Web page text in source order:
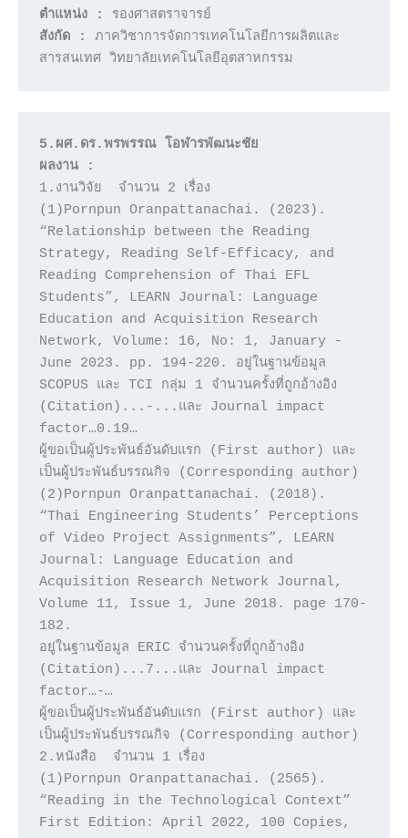
ตำแหน่ง :
สังกัด :
ภาควิชาการจัดการเทคโนโลยีการผลิตและ
5.ผศ.ดร.พรพรรณ โอฬารพัฒนะชัย
ผลงาน :
1.งานวิจัย  จำนวน 2 เรื่อง
(1)Pornpun Oranpattanachai. (2023).
“Relationship between the Reading
Strategy, Reading Self-Efficacy, and
Reading Comprehension of Thai EFL
Students”, LEARN Journal: Language
Education and Acquisition Research
Network, Volume: 16, No: 1, January -
June 2023. pp. 194-220. อยู่ในฐานข้อมูล
SCOPUS และ TCI กลุ่ม 1 จำนวนครั้งที่ถูกอ้างอิง
(Citation)...-...และ Journal impact
factor…0.19…
ผู้ขอเป็นผู้ประพันธ์อันดับแรก (First author) และ
เป็นผู้ประพันธ์บรรณกิจ (Corresponding author)
(2)Pornpun Oranpattanachai. (2018).
“Thai Engineering Students’ Perceptions
of Video Project Assignments”, LEARN
Journal: Language Education and
Acquisition Research Network Journal,
Volume 11, Issue 1, June 2018. page 170-
182.
อยู่ในฐานข้อมูล ERIC จำนวนครั้งที่ถูกอ้างอิง
(Citation)...7...และ Journal impact
factor…-…
ผู้ขอเป็นผู้ประพันธ์อันดับแรก (First author) และ
เป็นผู้ประพันธ์บรรณกิจ (Corresponding author)
2.หนังสือ  จำนวน 1 เรื่อง
(1)Pornpun Oranpattanachai. (2565).
“Reading in the Technological Context”
First Edition: April 2022, 100 Copies,